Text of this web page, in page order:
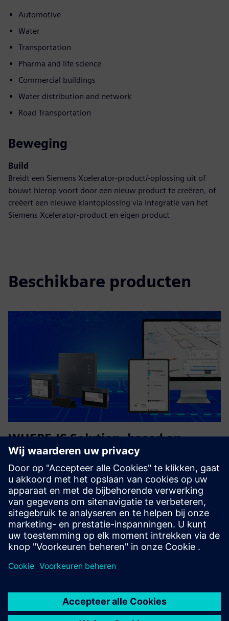
Automotive
Water
Transportation
Pharma and life science
Commercial buildings
Water distribution and network
Road Transportation
Beweging
Build
Breidt een Siemens Xcelerator-product/-oplossing uit of
bouwt hierop voort door een nieuw product te creëren, of
creëert een nieuwe klantoplossing via integratie van het
Siemens Xcelerator-product en eigen product
Beschikbare producten
WHERE.IS Solution, based on
SIMATIC RTLS
WHERE.IS solutions are “turnkey” solutions, that drive value
from real-time location and tracking of assets and people,
enhancing productivity and/or personal and business
security.
Meer informatie